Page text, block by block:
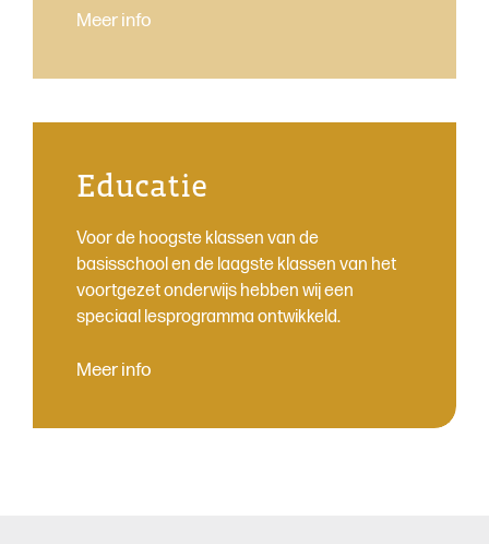
Meer info
Educatie
Voor de hoogste klassen van de
basisschool en de laagste klassen van het
voortgezet onderwijs hebben wij een
speciaal lesprogramma ontwikkeld.
Meer info